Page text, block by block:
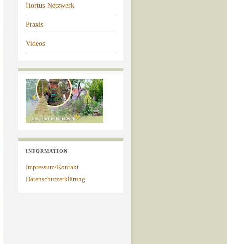
Hortus-Netzwerk
Praxis
Videos
INFORMATION
Impressum/Kontakt
Datenschutzerklärung